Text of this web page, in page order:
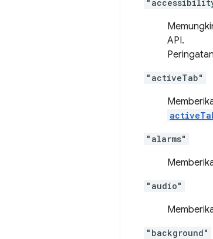
API.
"activeTab"
"alarms"
"audio"
"background"